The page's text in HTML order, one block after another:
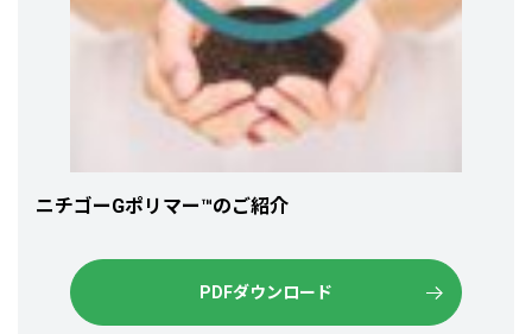
ニチゴーGポリマー™のご紹介
PDFダウンロード